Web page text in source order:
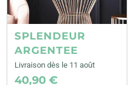
SPLENDEUR
ARGENTEE
Livraison dès le 11 août
40,90 €